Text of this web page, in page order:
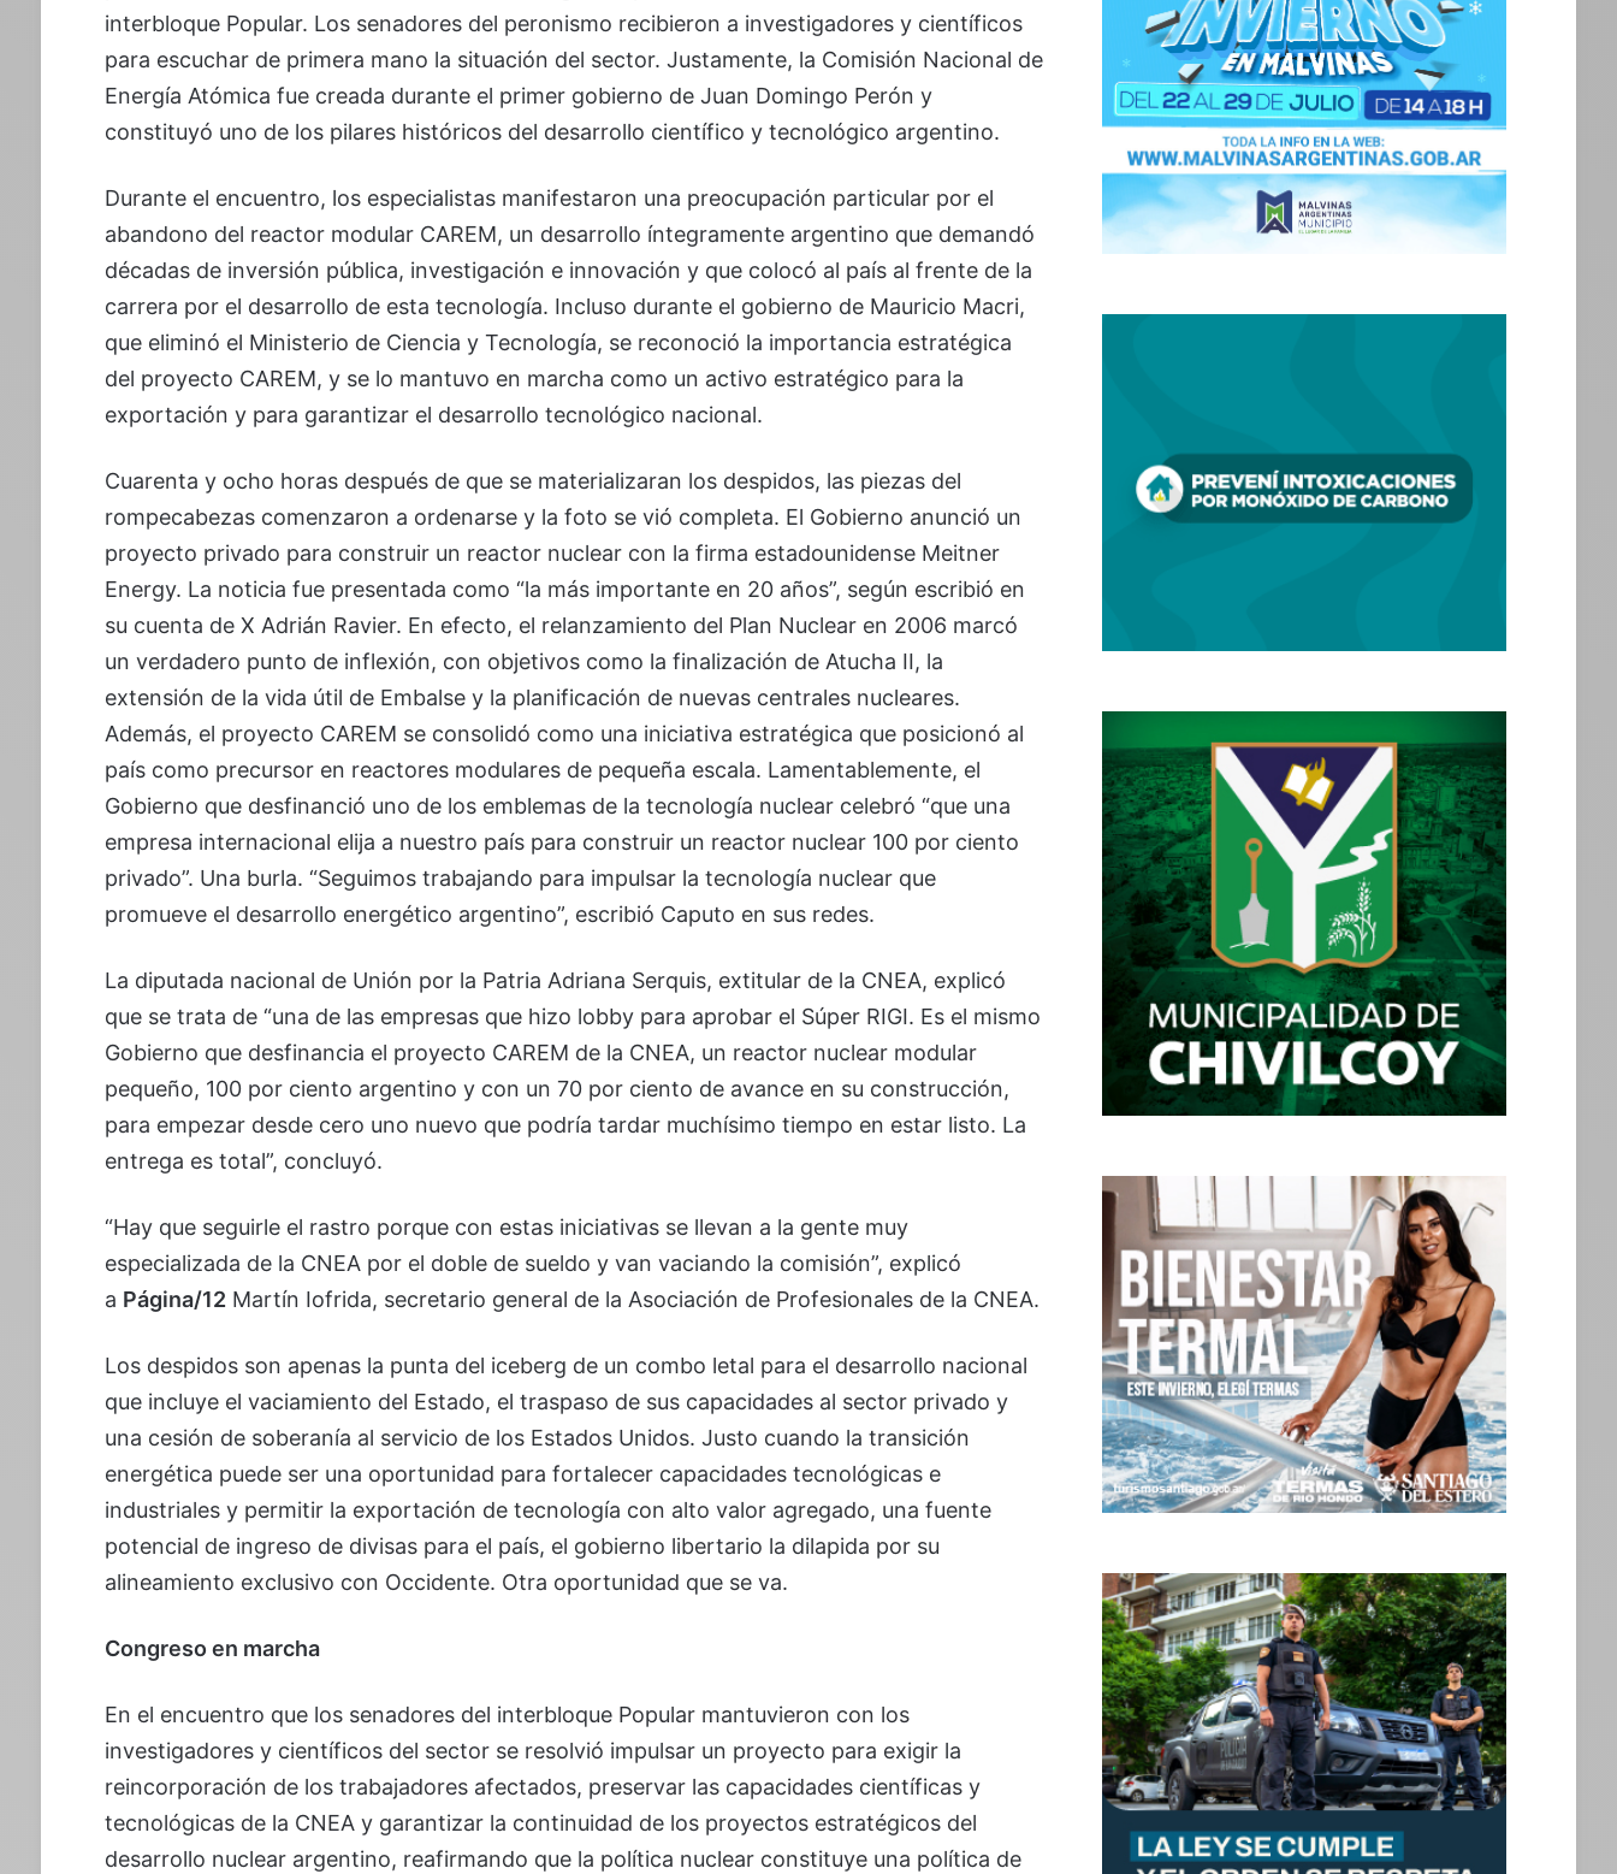
interbloque Popular. Los senadores del peronismo recibieron a investigadores y científicos
para escuchar de primera mano la situación del sector. Justamente, la Comisión Nacional de
Energía Atómica fue creada durante el primer gobierno de Juan Domingo Perón y
constituyó uno de los pilares históricos del desarrollo científico y tecnológico argentino.
Durante el encuentro, los especialistas manifestaron una preocupación particular por el
abandono del reactor modular CAREM, un desarrollo íntegramente argentino que demandó
décadas de inversión pública, investigación e innovación y que colocó al país al frente de la
carrera por el desarrollo de esta tecnología. Incluso durante el gobierno de Mauricio Macri,
que eliminó el Ministerio de Ciencia y Tecnología, se reconoció la importancia estratégica
del proyecto CAREM, y se lo mantuvo en marcha como un activo estratégico para la
exportación y para garantizar el desarrollo tecnológico nacional.
Cuarenta y ocho horas después de que se materializaran los despidos, las piezas del
rompecabezas comenzaron a ordenarse y la foto se vió completa. El Gobierno anunció un
proyecto privado para construir un reactor nuclear con la firma estadounidense Meitner
Energy. La noticia fue presentada como “la más importante en 20 años”, según escribió en
su cuenta de X Adrián Ravier. En efecto, el relanzamiento del Plan Nuclear en 2006 marcó
un verdadero punto de inflexión, con objetivos como la finalización de Atucha II, la
extensión de la vida útil de Embalse y la planificación de nuevas centrales nucleares.
Además, el proyecto CAREM se consolidó como una iniciativa estratégica que posicionó al
país como precursor en reactores modulares de pequeña escala. Lamentablemente, el
Gobierno que desfinanció uno de los emblemas de la tecnología nuclear celebró “que una
empresa internacional elija a nuestro país para construir un reactor nuclear 100 por ciento
privado”. Una burla. “Seguimos trabajando para impulsar la tecnología nuclear que
promueve el desarrollo energético argentino”, escribió Caputo en sus redes.
La diputada nacional de Unión por la Patria Adriana Serquis, extitular de la CNEA, explicó
que se trata de “una de las empresas que hizo lobby para aprobar el Súper RIGI. Es el mismo
Gobierno que desfinancia el proyecto CAREM de la CNEA, un reactor nuclear modular
pequeño, 100 por ciento argentino y con un 70 por ciento de avance en su construcción,
para empezar desde cero uno nuevo que podría tardar muchísimo tiempo en estar listo. La
entrega es total”, concluyó.
“Hay que seguirle el rastro porque con estas iniciativas se llevan a la gente muy
especializada de la CNEA por el doble de sueldo y van vaciando la comisión”, explicó
a Página/12Martín Iofrida, secretario general de la Asociación de Profesionales de la CNEA.
Los despidos son apenas la punta del iceberg de un combo letal para el desarrollo nacional
que incluye el vaciamiento del Estado, el traspaso de sus capacidades al sector privado y
una cesión de soberanía al servicio de los Estados Unidos. Justo cuando la transición
energética puede ser una oportunidad para fortalecer capacidades tecnológicas e
industriales y permitir la exportación de tecnología con alto valor agregado, una fuente
potencial de ingreso de divisas para el país, el gobierno libertario la dilapida por su
alineamiento exclusivo con Occidente. Otra oportunidad que se va.
Congreso en marcha
En el encuentro que los senadores del interbloque Popular mantuvieron con los
investigadores y científicos del sector se resolvió impulsar un proyecto para exigir la
reincorporación de los trabajadores afectados, preservar las capacidades científicas y
tecnológicas de la CNEA y garantizar la continuidad de los proyectos estratégicos del
desarrollo nuclear argentino, reafirmando que la política nuclear constituye una política de